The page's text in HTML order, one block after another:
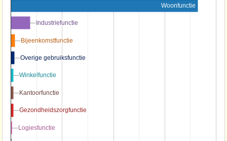
Woonfunctie
Industriefunctie
Industriefunctie
Bijeenkomstfunctie
Bijeenkomstfunctie
Overige gebruiksfunctie
Overige gebruiksfunctie
Winkelfunctie
Winkelfunctie
Kantoorfunctie
Kantoorfunctie
Gezondheidszorgfunctie
Gezondheidszorgfunctie
Logiesfunctie
Logiesfunctie